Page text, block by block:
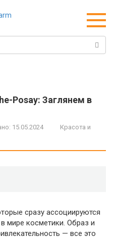
Posay: Заглянем в
15.05.2024
Красота и
сразу ассоциируются
мире косметики. Образ и
— все это